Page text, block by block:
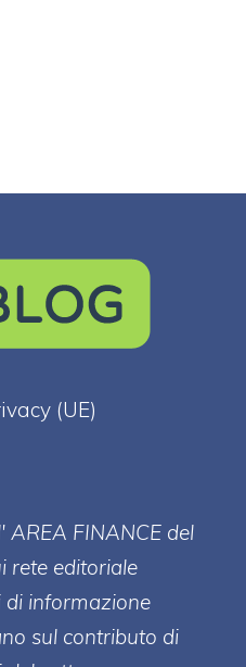
(UE)
AREA FINANCE del
rete editoriale
di informazione
sul contributo di